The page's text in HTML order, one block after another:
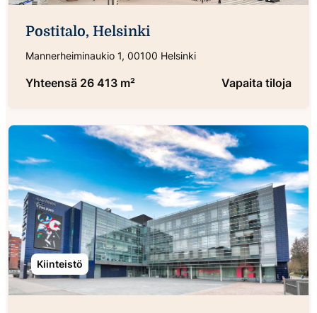
Postitalo, Helsinki
Mannerheiminaukio 1, 00100 Helsinki
Yhteensä 26 413 m² Vapaita tiloja
Kiinteistö